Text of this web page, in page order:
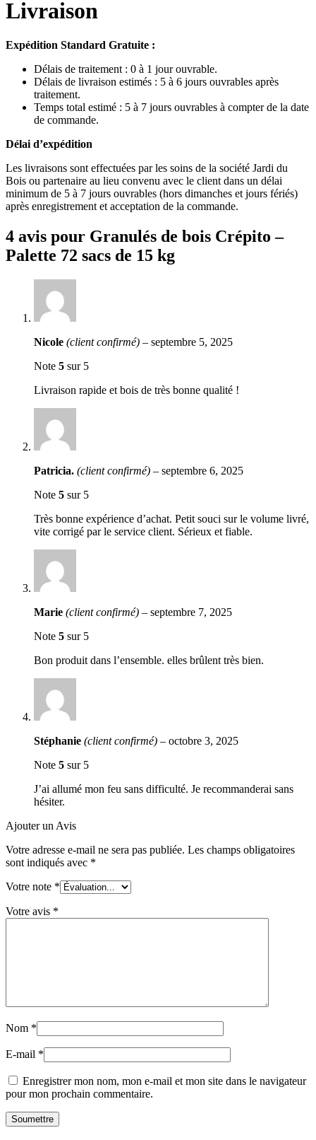
Livraison
Expédition Standard Gratuite :
Délais de traitement : 0 à 1 jour ouvrable.
Délais de livraison estimés : 5 à 6 jours ouvrables après
traitement.
Temps total estimé : 5 à 7 jours ouvrables à compter de la date
de commande.
Délai d’expédition
Les livraisons sont effectuées par les soins de la société Jardi du
Bois ou partenaire au lieu convenu avec le client dans un délai
minimum de 5 à 7 jours ouvrables (hors dimanches et jours fériés)
après enregistrement et acceptation de la commande.
4 avis pour Granulés de bois Crépito –
Palette 72 sacs de 15 kg
Nicole (client confirmé) – septembre 5, 2025
Note 5 sur 5
Livraison rapide et bois de très bonne qualité !
Patricia. (client confirmé) – septembre 6, 2025
Note 5 sur 5
Très bonne expérience d’achat. Petit souci sur le volume livré,
vite corrigé par le service client. Sérieux et fiable.
Marie (client confirmé) – septembre 7, 2025
Note 5 sur 5
Bon produit dans l’ensemble. elles brûlent très bien.
Stéphanie (client confirmé) – octobre 3, 2025
Note 5 sur 5
J’ai allumé mon feu sans difficulté. Je recommanderai sans
hésiter.
Ajouter un Avis
Votre adresse e-mail ne sera pas publiée. Les champs obligatoires
sont indiqués avec *
Votre note *
Votre avis *
Nom *
E-mail *
Enregistrer mon nom, mon e-mail et mon site dans le navigateur
pour mon prochain commentaire.